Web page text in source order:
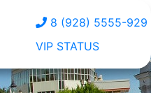
8 (928) 5555-929
VIP STATUS